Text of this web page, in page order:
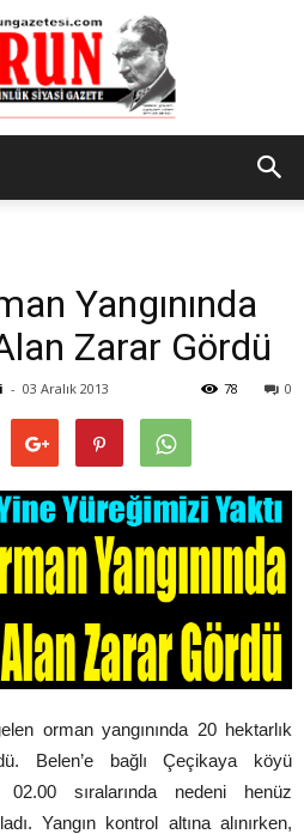
GazetesiYangınında
Zarar Gördü
- 03 Aralık 2013 0
78
orman yangınında 20 hektarlık
Belen’e bağlı Çeçikaya köyü
02.00 sıralarında nedeni henüz
Yangın kontrol altına alınırken,